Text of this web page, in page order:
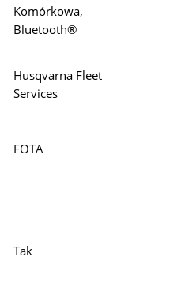
Komórkowa,
Bluetooth®
Husqvarna Fleet
Services
FOTA
Tak